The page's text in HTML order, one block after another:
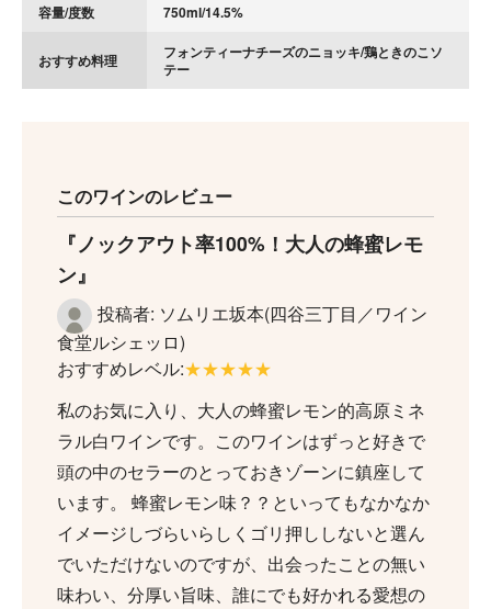
容量/度数
750ml/14.5%
おすすめ料理
フォンティーナチーズのニョッキ/鶏ときのこソ
テー
このワインのレビュー
ノックアウト率100%！大人の蜂蜜レモ
ン
投稿者: ソムリエ坂本(四谷三丁目／ワイン
食堂ルシェッロ)
おすすめレベル:★★★★★
私のお気に入り、大人の蜂蜜レモン的高原ミネ
ラル白ワインです。このワインはずっと好きで
頭の中のセラーのとっておきゾーンに鎮座して
います。 蜂蜜レモン味？？といってもなかなか
イメージしづらいらしくゴリ押ししないと選ん
でいただけないのですが、出会ったことの無い
味わい、分厚い旨味、誰にでも好かれる愛想の